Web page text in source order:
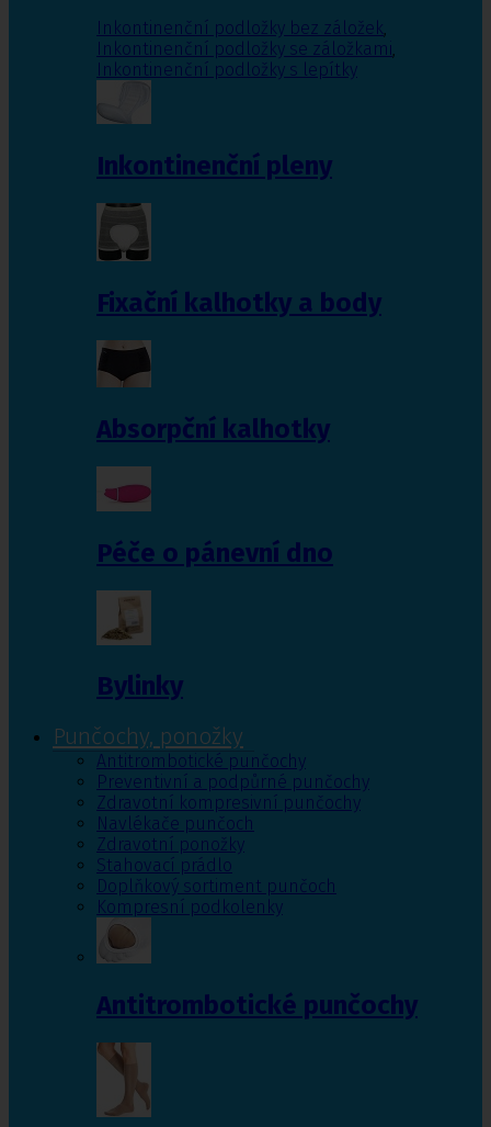
Inkontinenční podložky bez záložek,
Inkontinenční podložky se záložkami,
Inkontinenční podložky s lepítky
Inkontinenční pleny
Fixační kalhotky a body
Absorpční kalhotky
Péče o pánevní dno
Bylinky
Punčochy, ponožky
Antitrombotické punčochy
Preventivní a podpůrné punčochy
Zdravotní kompresivní punčochy
Navlékače punčoch
Zdravotní ponožky
Stahovací prádlo
Doplňkový sortiment punčoch
Kompresní podkolenky
Antitrombotické punčochy